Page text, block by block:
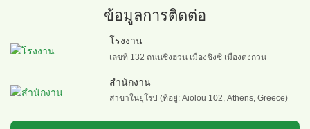
ข้อมูลการติดต่อ
โรงงาน
เลขที่ 132 ถนนชิงฮวน เมืองชิงซี เมืองตงกวน
สำนักงาน
สาขาในยุโรป (ที่อยู่: Aiolou 102, Athens, Greece)